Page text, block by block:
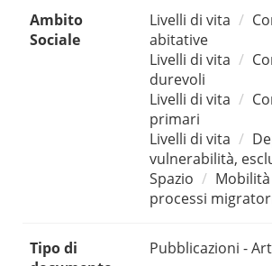
Ambito
Sociale
Livelli di vita
abitative
Livelli di vita
durevoli
Livelli di vita
primari
Livelli di vita
vulnerabilità,
Spazio
processi
Tipo di
Pubblicazioni -